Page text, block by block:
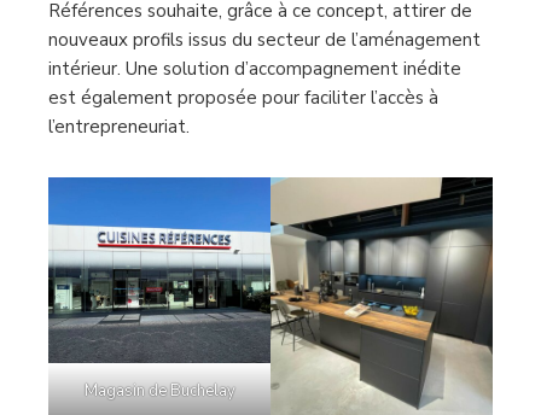
Références souhaite, grâce à ce concept, attirer de
nouveaux profils issus du secteur de l’aménagement
intérieur. Une solution d’accompagnement inédite
est également proposée pour faciliter l’accès à
l’entrepreneuriat.
Magasin de Buchelay